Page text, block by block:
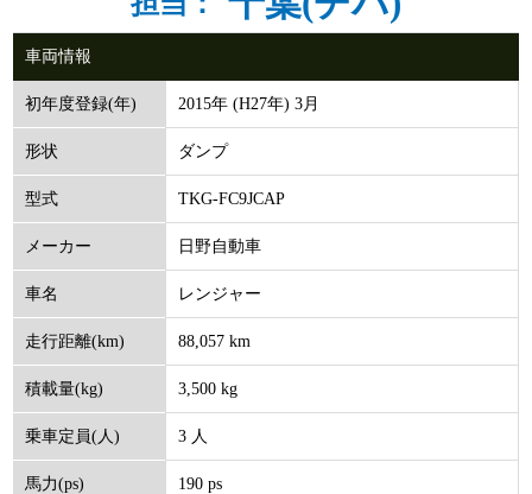
車両情報
初年度登録(年) 2015年 (H27年) 3月
形状 ダンプ
型式 TKG-FC9JCAP
メーカー 日野自動車
車名 レンジャー
走行距離(km) 88,057 km
積載量(kg) 3,500 kg
乗車定員(人) 3 人
馬力(ps) 190 ps